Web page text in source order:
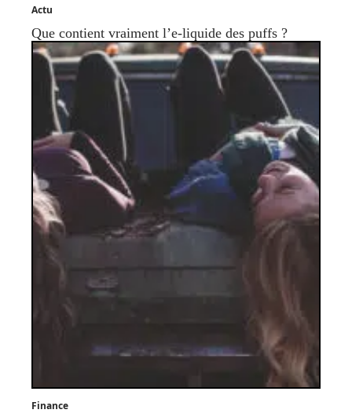
Actu
Que contient vraiment l’e-liquide des puffs ?
Finance